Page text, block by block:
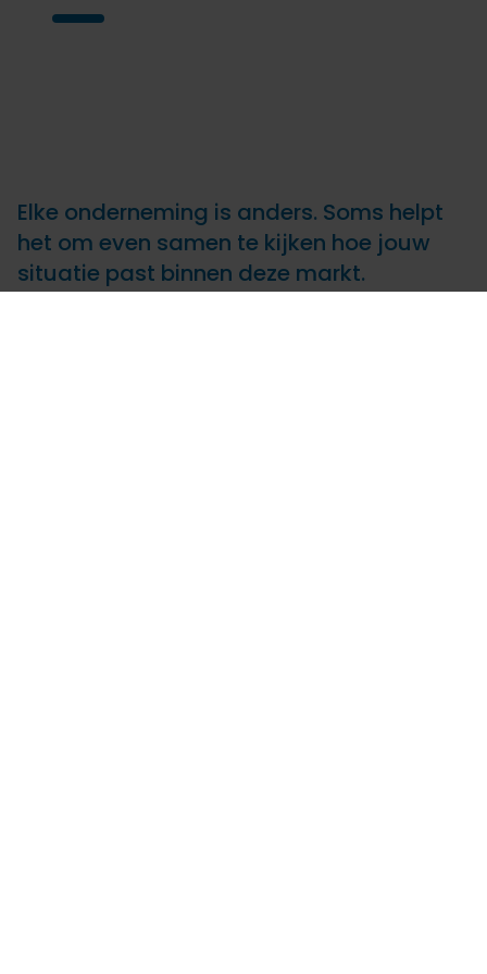
Elke onderneming is anders. Soms helpt
het om even samen te kijken hoe jouw
situatie past binnen deze markt.